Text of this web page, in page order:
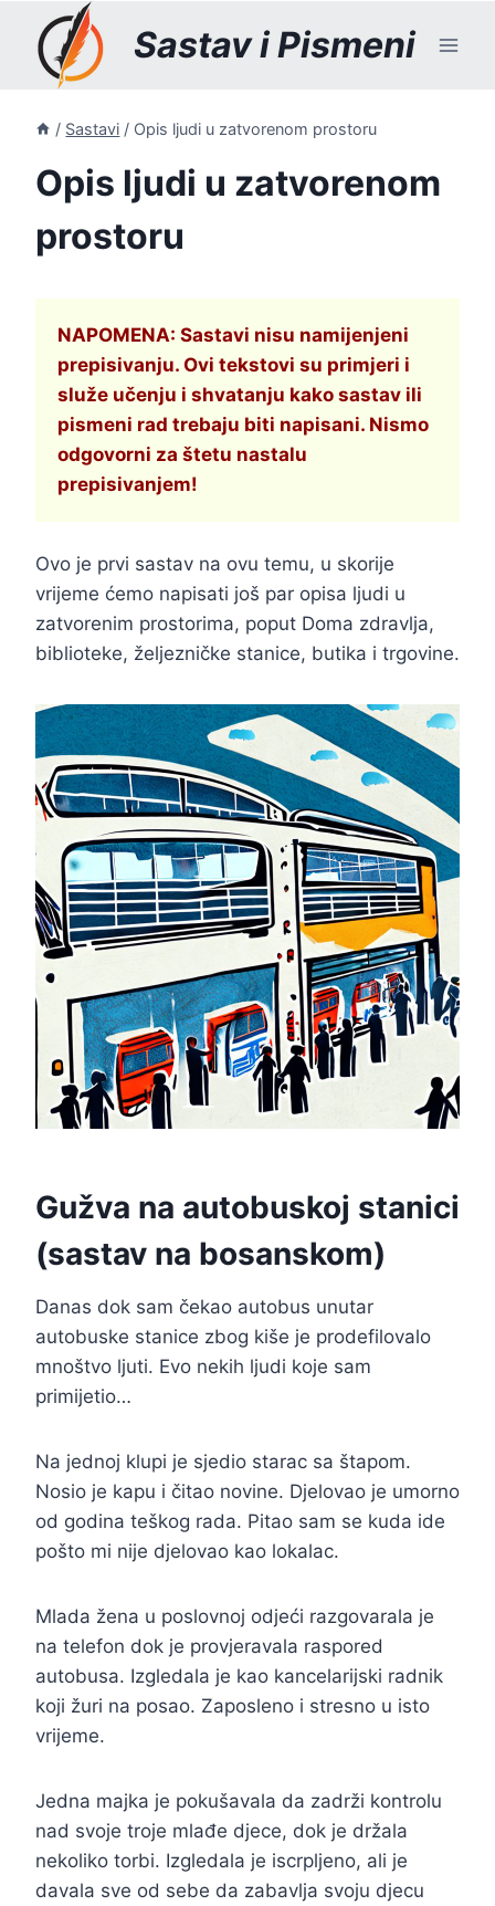
content
Sastav i Pismeni
/ Sastavi / Opis ljudi u zatvorenom prostoru
Opis ljudi u zatvorenom
prostoru
NAPOMENA: Sastavi nisu namijenjeni
prepisivanju. Ovi tekstovi su primjeri i
služe učenju i shvatanju kako sastav ili
pismeni rad trebaju biti napisani. Nismo
odgovorni za štetu nastalu
prepisivanjem!
Ovo je prvi sastav na ovu temu, u skorije
vrijeme ćemo napisati još par opisa ljudi u
zatvorenim prostorima, poput Doma zdravlja,
biblioteke, željezničke stanice, butika i trgovine.
Gužva na autobuskoj stanici
(sastav na bosanskom)
Danas dok sam čekao autobus unutar
autobuske stanice zbog kiše je prodefilovalo
mnoštvo ljuti. Evo nekih ljudi koje sam
primijetio…
Na jednoj klupi je sjedio starac sa štapom.
Nosio je kapu i čitao novine. Djelovao je umorno
od godina teškog rada. Pitao sam se kuda ide
pošto mi nije djelovao kao lokalac.
Mlada žena u poslovnoj odjeći razgovarala je
na telefon dok je provjeravala raspored
autobusa. Izgledala je kao kancelarijski radnik
koji žuri na posao. Zaposleno i stresno u isto
vrijeme.
Jedna majka je pokušavala da zadrži kontrolu
nad svoje troje mlađe djece, dok je držala
nekoliko torbi. Izgledala je iscrpljeno, ali je
davala sve od sebe da zabavlja svoju djecu